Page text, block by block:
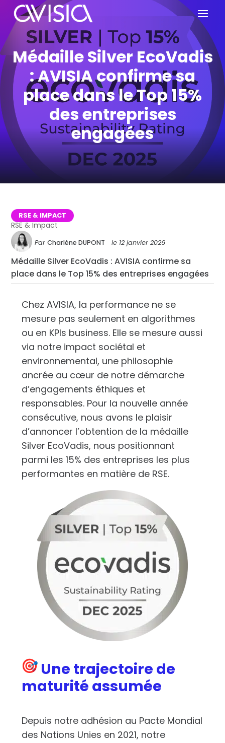
Médaille Silver EcoVadis
: AVISIA confirme sa
place dans le Top 15%
des entreprises
engagées
RSE & IMPACT
RSE & Impact
ParCharlène DUPONT le 12 janvier 2026
Médaille Silver EcoVadis : AVISIA confirme sa
place dans le Top 15% des entreprises engagées
Chez AVISIA, la performance ne se
mesure pas seulement en algorithmes
ou en KPIs business. Elle se mesure aussi
via notre impact sociétal et
environnemental, une philosophie
ancrée au cœur de notre démarche
d’engagements éthiques et
responsables. Pour la nouvelle année
consécutive, nous avons le plaisir
d’annoncer l’obtention de la médaille
Silver EcoVadis, nous positionnant
parmi les 15% des entreprises les plus
performantes en matière de RSE.
Une trajectoire de
maturité assumée
Depuis notre adhésion au Pacte Mondial
des Nations Unies en 2021, notre